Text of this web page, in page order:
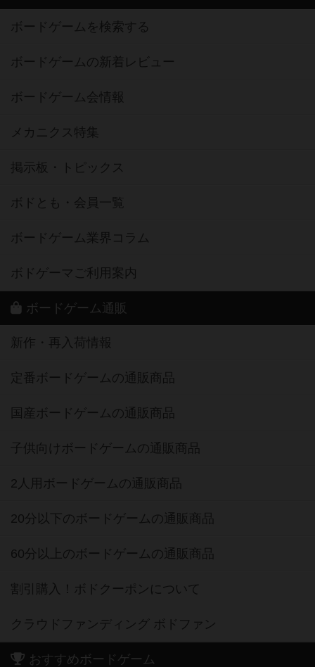
ボードゲームを検索する
ボードゲームの新着レビュー
ボードゲーム会情報
メカニクス特集
掲示板・トピックス
ボドとも・会員一覧
ボードゲーム業界コラム
ボドゲーマご利用案内
ボードゲーム通販
新作・再入荷情報
定番ボードゲームの通販商品
国産ボードゲームの通販商品
子供向けボードゲームの通販商品
2人用ボードゲームの通販商品
20分以下のボードゲームの通販商品
60分以上のボードゲームの通販商品
割引購入！ボドクーポンについて
クラウドファンディング ボドファン
おすすめボードゲーム